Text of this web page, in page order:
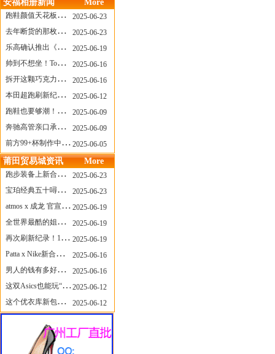
安福相册新闻 More
跑鞋颜值天花板？日常也能帅一脸
2025-06-23
去年断货的那枚表， CASIO指环表又要发售了
2025-06-23
乐高确认推出《哥斯拉》积木，这设计也太酷了！
2025-06-19
帅到不想坐！Tom Sachs x Helinox 这把露营椅太炸了
2025-06-16
拆开这颗巧克力，居然是皮卡丘？
2025-06-16
本田超跑刷新纪录了！700万元成交价
2025-06-12
跑鞋也要够潮！昂跑 x Slam Jam 联名即将发售
2025-06-09
奔驰高管亲口承认：电动G级，完全失败了！
2025-06-09
前方99+杯制作中！「爷爷不泡茶」苹果狗、桃桃喵，今夏顶流潮饮！
2025-06-05
莆田贸易城资讯 More
跑步装备上新合集，最近有什么可以关注的呢？
2025-06-23
宝珀经典五十噚家族再添新员 适配所有腕围的38mm小表径腕表亮相
2025-06-23
atmos x 成龙 官宣，《警察故事》联名短袖公布！
2025-06-19
全世界最酷的姐姐，和Nike联名的鞋要来了！
2025-06-19
再次刷新纪录！14只 LABUBU 共拍出240万元
2025-06-19
Patta x Nike新合作提前泄露，这次的服饰周边也有亮点？
2025-06-16
男人的钱有多好赚？四个大学生创业卖短裤，年销8个亿！
2025-06-16
这双Asics也能玩“牛仔感”？TOGA联名即将登场！
2025-06-12
这个优衣库新包，能火起来吗？
2025-06-12